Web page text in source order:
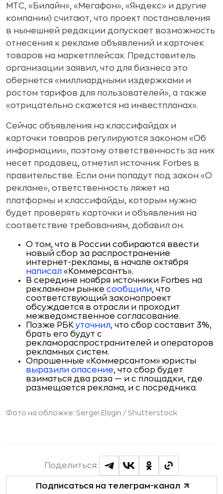
МТС, «Билайн», «Мегафон», «Яндекс» и другие
компании) считают, что проект постановления
в нынешней редакции допускает возможность
отнесения к рекламе объявлений и карточек
товаров на маркетплейсах. Представитель
организации заявил, что для бизнеса это
обернется «миллиардными издержками и
ростом тарифов для пользователей», а также
«отрицательно скажется на инвестпланах».
Сейчас объявления на классифайдах и
карточки товаров регулируются законом «Об
информации», поэтому ответственность за них
несет продавец, отметил источник Forbes в
правительстве. Если они попадут под закон «О
рекламе», ответственность ляжет на
платформы и классифайды, которым нужно
будет проверять карточки и объявления на
соответствие требованиям, добавил он.
О том, что в России собираются ввести
новый сбор за распространение
интернет-рекламы, в начале октября
написал «Коммерсантъ».
В середине ноября источники Forbes на
рекламном рынке сообщили, что
соответствующий законопроект
обсуждается в отрасли и проходит
межведомственное согласование.
Позже РБКуточнил, что сбор составит 3%,
брать его будут с
рекламораспространителей и операторов
рекламных систем.
Опрошенные «Коммерсантом» юристы
выразили опасение, что сбор будет
взиматься два раза — и с площадки, где
размещается реклама, и с посредника.
Фото на обложке: Sergei Elagin / Shutterstock
Подписаться на телеграм-канал
Поделиться: